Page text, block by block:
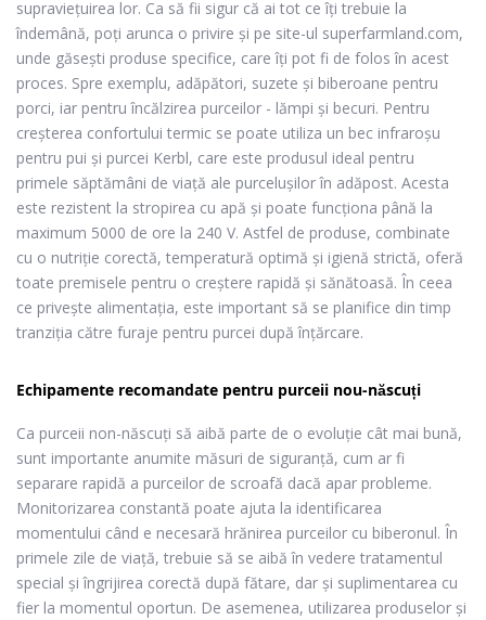
supraviețuirea lor. Ca să fii sigur că ai tot ce îți trebuie la
îndemână, poți arunca o privire și pe site-ul superfarmland.com,
unde găsești produse specifice, care îți pot fi de folos în acest
proces. Spre exemplu, adăpători, suzete și biberoane pentru
porci, iar pentruîncălzirea purceilor - lămpi și becuri. Pentru
creşterea confortului termic se poate utiliza un bec infraroşu
pentru pui şi purcei Kerbl, care este produsul ideal pentru
primele săptămâni de viaţă ale purceluşilor în adăpost. Acesta
este rezistent la stropirea cu apă și poate funcționa până la
maximum 5000 de ore la 240 V. Astfel de produse, combinate
cu o nutriţie corectă, temperatură optimă şi igienă strictă, oferă
toate premisele pentru o creştere rapidă şi sănătoasă. În ceea
ce privește alimentația, este important să se planifice din timp
tranziţia către furaje pentru purcei după înţărcare.
Echipamente recomandate pentru purceii nou-născuți
Ca purceii non-născuți să aibă parte de o evoluție cât mai bună,
sunt importante anumite măsuri de siguranță, cum ar fi
separare rapidă a purceilor de scroafă dacă apar probleme.
Monitorizarea constantă poate ajuta la identificarea
momentului când e necesară hrănirea purceilor cu biberonul. În
primele zile de viață, trebuie să se aibă în vedere tratamentul
special și îngrijirea corectă după fătare, dar și suplimentarea cu
fier la momentul oportun. De asemenea, utilizarea produselor şi